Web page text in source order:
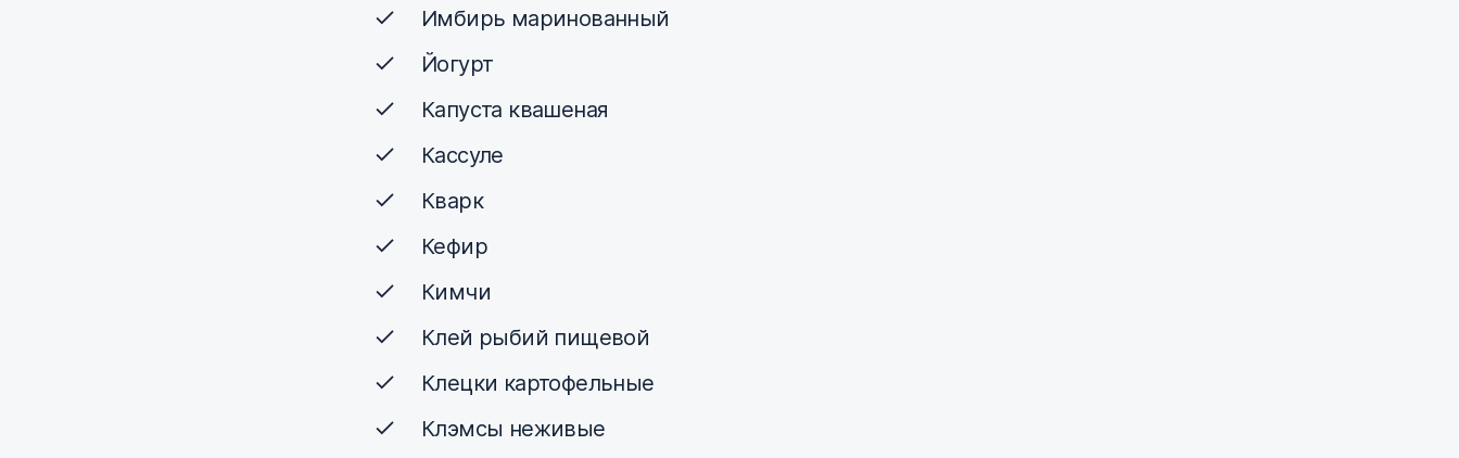
Имбирь маринованный
Йогурт
Капуста квашеная
Кассуле
Кварк
Кефир
Кимчи
Клей рыбий пищевой
Клецки картофельные
Клэмсы неживые